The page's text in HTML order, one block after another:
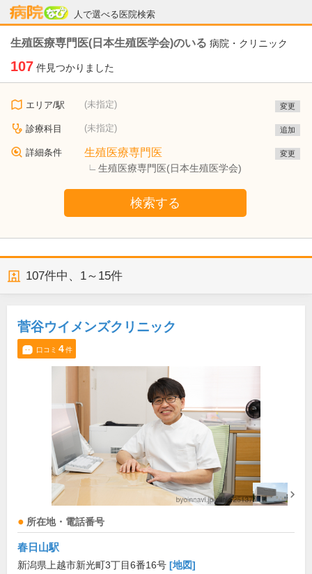
人で選べる医院検索
病院なび
生殖医療専門医(日本生殖医学会)のいる 病院・クリニック
107 件見つかりました
エリア/駅 (未指定) 変更
診療科目 (未指定) 追加
詳細条件 生殖医療専門医
生殖医療専門医(日本生殖医学会)
変更
検索する
107件中、 1～15件
菅谷ウイメンズクリニック
口コミ 4件
所在地・電話番号
春日山駅
新潟県上越市新光町3丁目6番16号 [地図]